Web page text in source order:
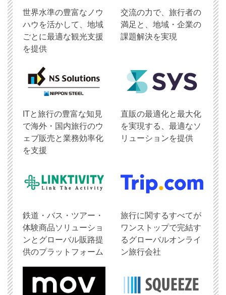
世界水準の豊富なノウ
ハウを活かして、地域
ごとに最適な観光支援
を提供
交流の力で、旅行者の
満足と、地域・企業の
課題解決を実現
ITと旅行の豊富な知見
で海外・国内旅行のウ
ェブ販売と業務効率化
を支援
直販の最適化と最大化
を実現する、最適なソ
リューションを提供
鉄道・バス・ツアー・
体験商品ソリューショ
ンとグローバル販路提
供のプラットフォーム
旅行に関するすべてが
ワンストップで完結す
るグローバルオンライ
ン旅行会社